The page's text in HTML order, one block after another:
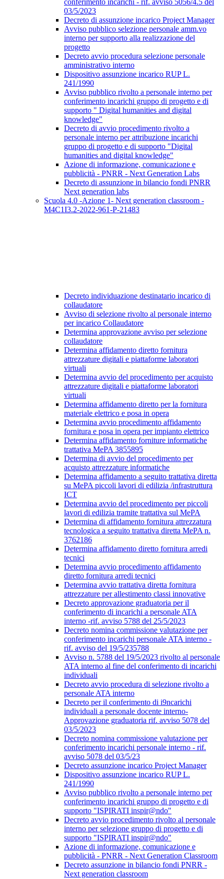
conferimento incarichi - rif. avviso 5056/4.5 del
03/5/2023
Decreto di assunzione incarico Project Manager
Avviso pubblico selezione personale amm.vo
interno per supporto alla realizzazione del
progetto
Decreto avvio procedura selezione personale
amministrativo interno
Dispositivo assunzione incarico RUP L.
241/1990
Avviso pubblico rivolto a personale interno per
conferimento incarichi gruppo di progetto e di
supporto " Digital humanities and digital
knowledge"
Decreto di avvio procedimento rivolto a
personale interno per attribuzione incarichi
gruppo di progetto e di supporto "Digital
humanities and digital knowledge"
Azione di informazione, comunicazione e
pubblicità - PNRR - Next Generation Labs
Decreto di assunzione in bilancio fondi PNRR
Next generation labs
Scuola 4.0 -Azione 1- Next generation classroom -
M4C1I3.2-2022-961-P-21483
Decreto individuazione destinatario incarico di
collaudatore
Avviso di selezione rivolto al personale interno
per incarico Collaudatore
Determina approvazione avviso per selezione
collaudatore
Determina affidamento diretto fornitura
attrezzature digitali e piattaforme laboratori
virtuali
Determina avvio del procedimento per acquisto
attrezzature digitali e piattaforme laboratori
virtuali
Determina affidamento diretto per la fornitura
materiale elettrico e posa in opera
Determina avvio procedimento affidamento
fornitura e posa in opera per impianto elettrico
Determina affidamento forniture informatiche
trattativa MePA 3855895
Determina di avvio del procedimento per
acquisto attrezzature informatiche
Determina affidamento a seguito trattativa diretta
su MePA piccoli lavori di edilizia /infrastruttura
ICT
Determina avvio del procedimento per piccoli
lavori di edilizia tramite trattativa sul MePA
Determina di affidamento fornitura attrezzatura
tecnologica a seguito trattativa diretta MePA n.
3762186
Determina affidamento diretto fornitura arredi
tecnici
Determina avvio procedimento affidamento
diretto fornitura arredi tecnici
Determina avvio trattativa diretta fornitura
attrezzature per allestimento classi innovative
Decreto approvazione graduatoria per il
conferimento di incarichi a personale ATA
interno -rif. avviso 5788 del 25/5/2023
Decreto nomina commissione valutazione per
conferimento incarichi personale ATA interno -
rif. avviso del 19/5/235788
Avviso n. 5788 del 19/5/2023 rivolto al personale
ATA interno al fine del conferimento di incarichi
individuali
Decreto avvio procedura di selezione rivolto a
personale ATA interno
Decreto per il conferimento di i9ncarichi
individuali a personale docente interno-
Approvazione graduatoria rif. avviso 5078 del
03/5/2023
Decreto nomina commissione valutazione per
conferimento incarichi personale interno - rif.
avviso 5078 del 03/5/23
Decreto assunzione incarico Project Manager
Dispositivo assunzione incarico RUP L.
241/1990
Avviso pubblico rivolto a personale interno per
conferimento incarichi gruppo di progetto e di
supporto "ISPIRATI inspir@ndo"
Decreto avvio procedimento rivolto al personale
interno per selezione gruppo di progetto e di
supporto "ISPIRATI inspir@ndo"
Azione di informazione, comunicazione e
pubblicità - PNRR - Next Generation Classroom
Decreto assunzione in bilancio fondi PNRR -
Next generation classroom